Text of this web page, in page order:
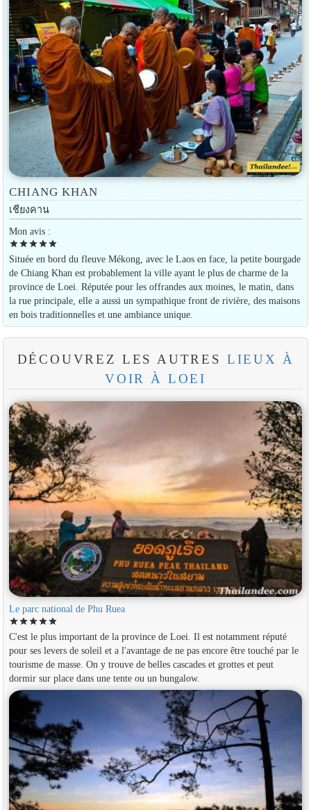
CHIANG KHAN
เชียงคาน
Mon avis :
starstarstarstarstar
Située en bord du fleuve Mékong, avec le Laos en face, la petite bourgade
de Chiang Khan est probablement la ville ayant le plus de charme de la
province de Loei. Réputée pour les offrandes aux moines, le matin, dans
la rue principale, elle a aussi un sympathique front de rivière, des maisons
en bois traditionnelles et une ambiance unique.
DÉCOUVREZ LES AUTRES LIEUX À
VOIR À LOEI
Le parc national de Phu Ruea
starstarstarstarstar
C'est le plus important de la province de Loei. Il est notamment réputé
pour ses levers de soleil et a l'avantage de ne pas encore être touché par le
tourisme de masse. On y trouve de belles cascades et grottes et peut
dormir sur place dans une tente ou un bungalow.